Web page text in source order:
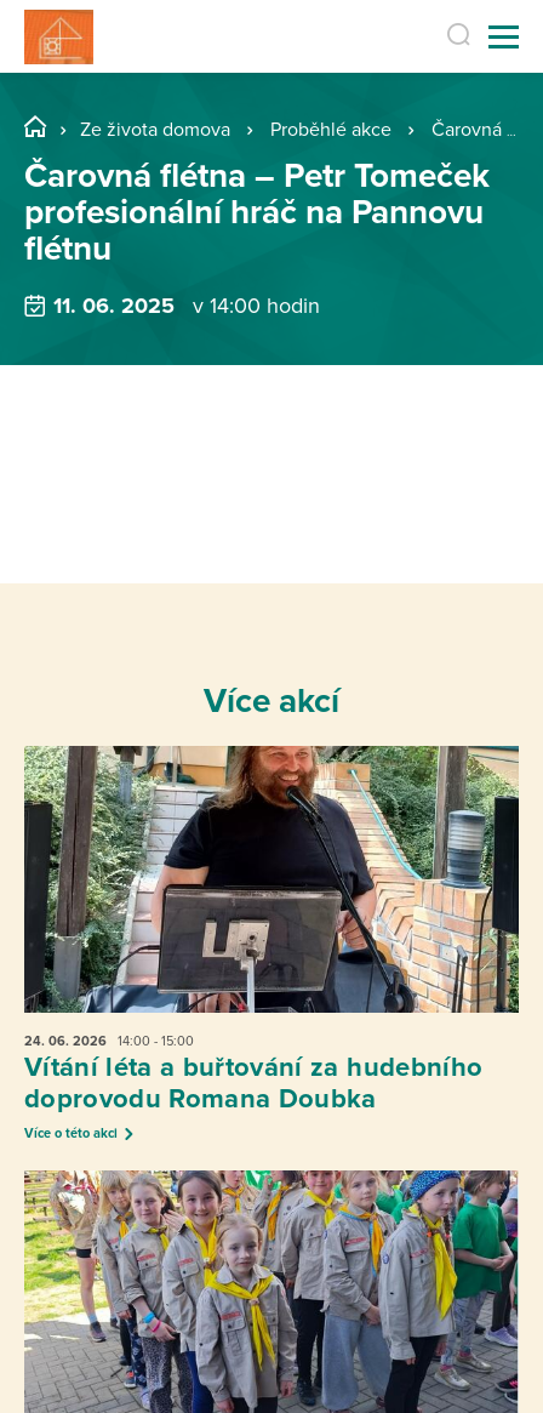
Ze života domova Proběhlé akce Čarovná flétna – Petr Tomeček profesionální hráč na Pannovu flétnu
Čarovná flétna – Petr Tomeček
profesionální hráč na Pannovu
flétnu
11. 06. 2025 v 14:00 hodin
Více akcí
24. 06. 2026 14:00 - 15:00
Vítání léta a buřtování za hudebního
doprovodu Romana Doubka
Více o této akci